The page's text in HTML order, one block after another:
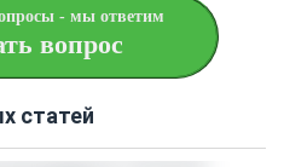
- мы ответим
вопрос
статей